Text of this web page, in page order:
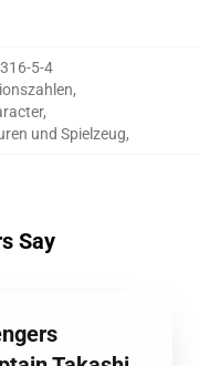
5-4
,
,
und Spielzeug,
Say